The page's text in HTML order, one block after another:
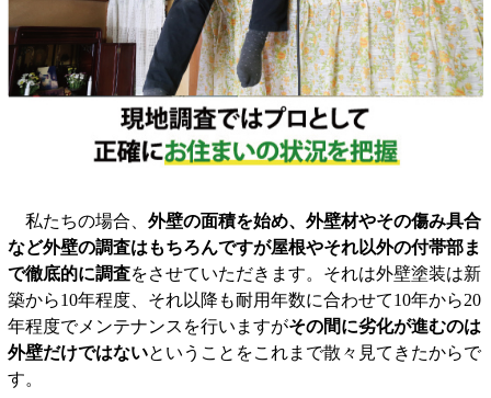
私たちの場合、 外壁の面積を始め、外壁材やその傷み具合
など外壁の調査はもちろんですが屋根やそれ以外の付帯部ま
で徹底的に調査をさせていただきます。それは外壁塗装は新
築から10年程度、それ以降も耐用年数に合わせて10年から20
年程度でメンテナンスを行いますがその間に劣化が進むのは
外壁だけではないということをこれまで散々見てきたからで
す。